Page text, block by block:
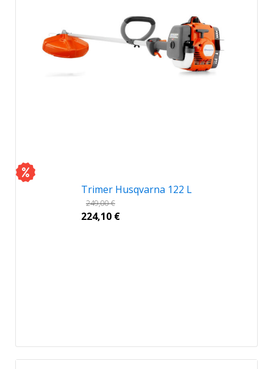
Trimer Husqvarna 122 L
249,00€
224,10 €